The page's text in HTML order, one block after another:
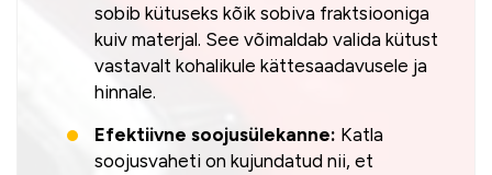
sobib kütuseks kõik sobiva fraktsiooniga
kuiv materjal. See võimaldab valida kütust
vastavalt kohalikule kättesaadavusele ja
hinnale.
Efektiivne soojusülekanne: Katla
soojusvaheti on kujundatud nii, et